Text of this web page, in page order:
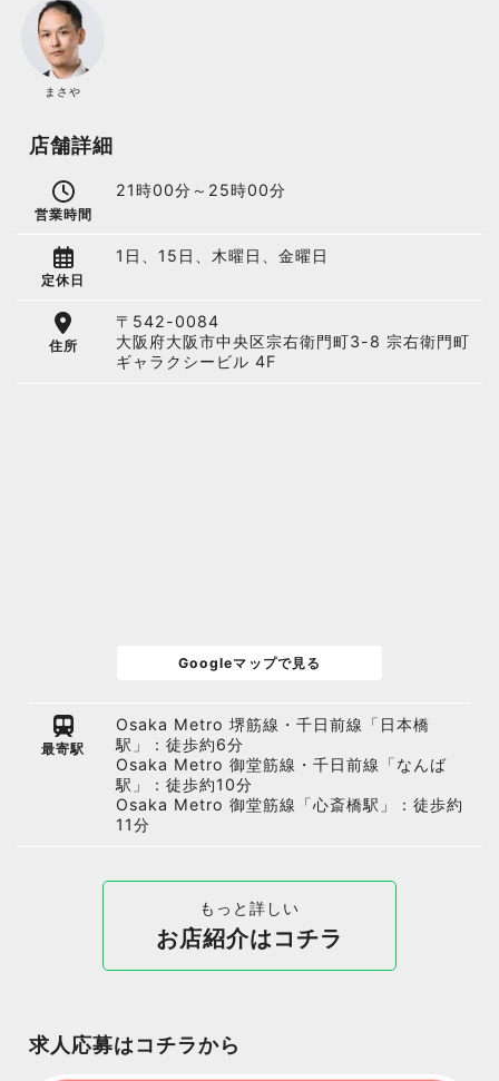
まさや
店舗詳細
営業時間
21時00分～25時00分
定休日
1日、15日、木曜日、金曜日
住所
〒542-0084
大阪府大阪市中央区宗右衛門町3-8 宗右衛門町
ギャラクシービル 4F
Googleマップで見る
最寄駅
Osaka Metro 堺筋線・千日前線「日本橋
駅」：徒歩約6分
Osaka Metro 御堂筋線・千日前線「なんば
駅」：徒歩約10分
Osaka Metro 御堂筋線「心斎橋駅」：徒歩約
11分
もっと詳しい
お店紹介はコチラ
求人応募はコチラから